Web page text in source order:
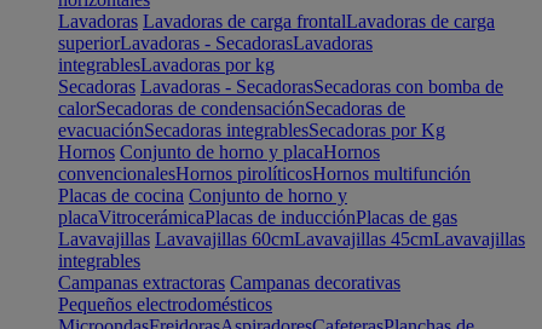
Lavadoras Lavadoras de carga frontalLavadoras de carga
superiorLavadoras - SecadorasLavadoras
integrablesLavadoras por kg
Secadoras Lavadoras - SecadorasSecadoras con bomba de
calorSecadoras de condensaciónSecadoras de
evacuaciónSecadoras integrablesSecadoras por Kg
Hornos Conjunto de horno y placaHornos
convencionalesHornos pirolíticosHornos multifunción
Placas de cocina Conjunto de horno y
placaVitrocerámicaPlacas de inducciónPlacas de gas
Lavavajillas Lavavajillas 60cmLavavajillas 45cmLavavajillas
integrables
Campanas extractoras Campanas decorativas
Pequeños electrodomésticos